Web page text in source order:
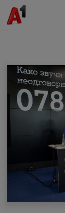
МК EN SQ
Поддршка
Надополни